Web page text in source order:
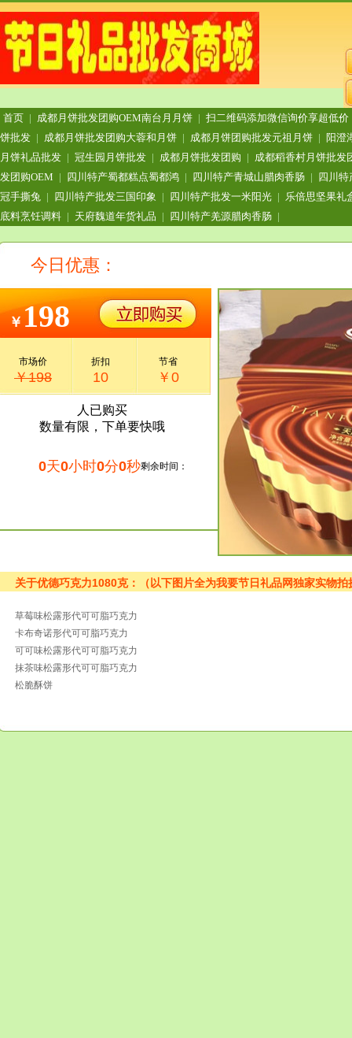
首页 | 成都月饼批发团购OEM南台月月饼 | 扫二维码添加微信询价享超低价
饼批发 | 成都月饼批发团购大蓉和月饼 | 成都月饼团购批发元祖月饼 | 阳澄
月饼礼品批发 | 冠生园月饼批发 | 成都月饼批发团购 | 成都稻香村月饼批发
发团购OEM | 四川特产蜀都糕点蜀都鸿 | 四川特产青城山腊肉香肠 | 四川特
冠手撕兔 | 四川特产批发三国印象 | 四川特产批发一米阳光 | 乐倍思坚果礼
底料烹饪调料 | 天府魏道年货礼品 | 四川特产羌源腊肉香肠 |
今日优惠：
￥198
市场价
￥198
折扣
10
节省
￥0
人已购买
数量有限，下单要快哦
剩余时间：
0天0小时0分0秒
关于优德巧克力1080克：（以下图片全为我要节日礼品网独家实物拍
草莓味松露形代可可脂巧克力
卡布奇诺形代可可脂巧克力
可可味松露形代可可脂巧克力
抹茶味松露形代可可脂巧克力
松脆酥饼